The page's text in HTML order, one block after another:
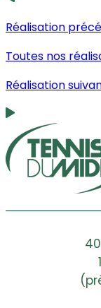
Réalisation
Toutes nos
Réalisation